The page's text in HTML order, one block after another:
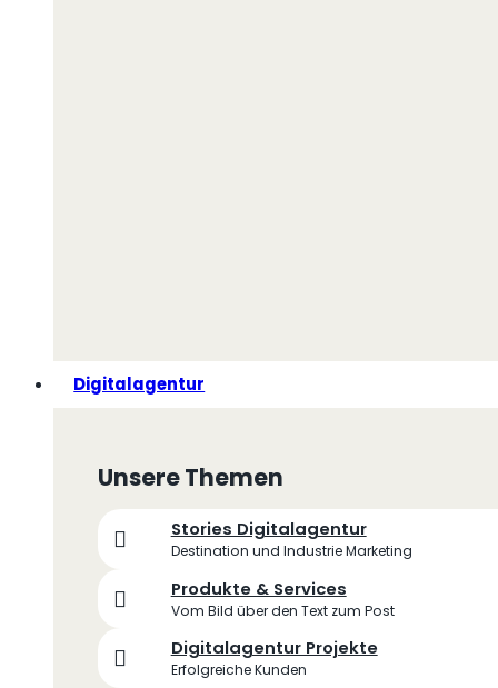
Digitalagentur
Unsere Themen
Stories Digitalagentur
Destination und Industrie Marketing
Produkte & Services
Vom Bild über den Text zum Post
Digitalagentur Projekte
Erfolgreiche Kunden